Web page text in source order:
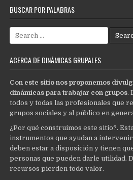
BUSCAR POR PALABRAS
Search
for:
ACERCA DE DINÁMICAS GRUPALES
Con este sitio nos proponemos
dinámicas para trabajar con grupos.
todos y todas las profesionales que
grupos sociales y al público en
¿Por qué construimos este sitio?.
instrumentos que ayudan a
deben estar a disposición y tienen
personas que pueden darle utilidad.
recursos pierden todo valor.